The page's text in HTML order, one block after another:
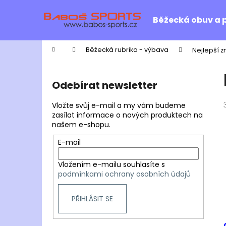
Běžecká obuv a
Domů Běžecká rubrika - výbava Nejlepší
Odebírat newsletter
Vložte svůj e-mail a my vám budeme
zasílat informace o nových produktech na
našem e-shopu.
E-mail
Vložením e-mailu souhlasíte s
podmínkami ochrany osobních údajů
PŘIHLÁSIT SE
í
do
do